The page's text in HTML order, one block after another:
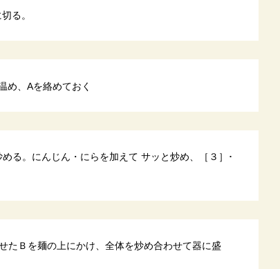
る。
め、Aを絡めておく
る。にんじん・にらを加えて サッと炒め、［３］･
たＢを麺の上にかけ、全体を炒め合わせて器に盛